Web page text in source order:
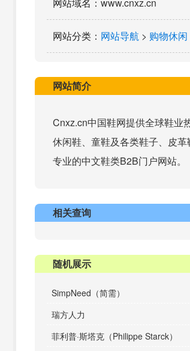
网站分类 ： 网站导航 > 购物休闲
网站简介
Cnxz.cn中国鞋网提供全球鞋业
休闲鞋、童鞋及各类鞋子、皮
专业的中文鞋类B2B门户网站。
相关查询
随机展示
SimpNeed（简需）
瑞方人力
菲利普·斯塔克（Philippe Starck）